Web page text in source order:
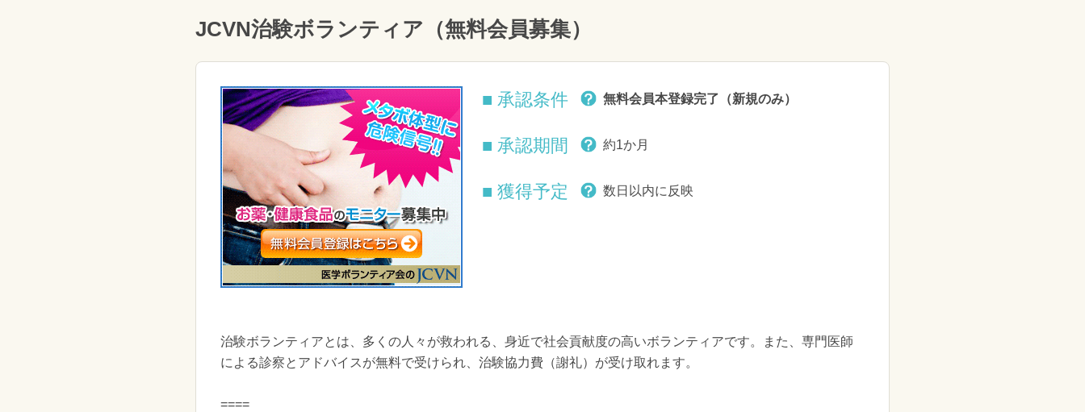
JCVN治験ボランティア（無料会員募集）
■ 承認条件 無料会員本登録完了（新規のみ）
■ 承認期間 約1か月
■ 獲得予定 数日以内に反映
治験ボランティアとは、多くの人々が救われる、身近で社会貢献度の高いボランティアです。また、専門医師
による診察とアドバイスが無料で受けられ、治験協力費（謝礼）が受け取れます。
====